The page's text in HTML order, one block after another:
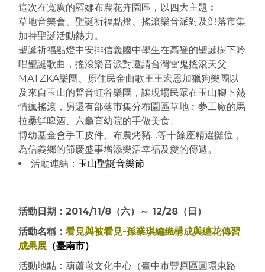
這次在寬廣的羅娜布農花卉園區，以四大主題︰
草地音樂會、聖誕祈福點燈、搖滾樂音派對及部落市集
加持聖誕活動熱力。
聖誕祈福點燈中安排信義國中學生在高聳的聖誕樹下吟
唱聖誕歌曲，搖滾樂音派對邀請台灣雷鬼搖滾天父
MATZKA樂團、 原住民金曲歌王王宏恩加獵狗樂團以
及來自玉山的聲音虹谷樂團，讓現場民眾在玉山腳下熱
情瘋搖滾 ， 另還有部落市集分布園區草地︰夢工廠的馬
拉桑鮮啤酒、六龜育幼院的手做美食、
博幼基金會手工皮件、布農烤豬…等十餘座精選攤位，
為信義鄉的節慶盛事增添樂活幸福及愛的傳遞。
活動連結： 玉山聖誕音樂節
活動日期：2014/11/8（六）～ 12/28（日）
活動名稱：看見與被看見-孫業琪編織構成與纏花傳習
成果展 （臺南市）
活動地點：葫蘆墩文化中心（臺中市豐原區圓環東路